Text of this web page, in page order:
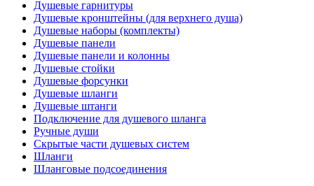
Душевые гарнитуры
Душевые кронштейны (для верхнего душа)
Душевые наборы (комплекты)
Душевые панели
Душевые панели и колонны
Душевые стойки
Душевые форсунки
Душевые шланги
Душевые штанги
Подключение для душевого шланга
Ручные души
Скрытые части душевых систем
Шланги
Шланговые подсоединения